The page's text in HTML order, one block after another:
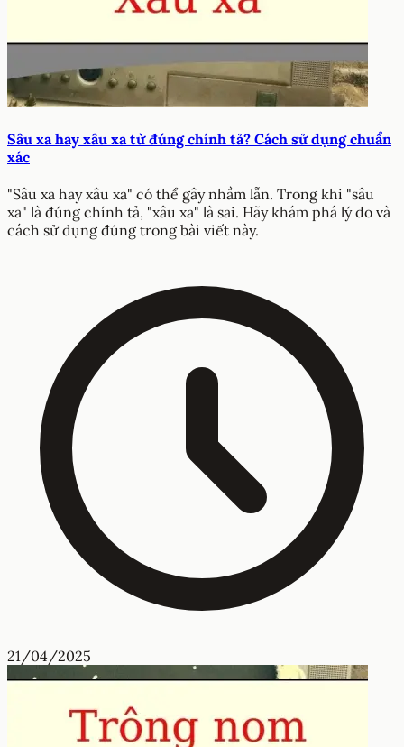
Sâu xa hay xâu xa từ đúng chính tả? Cách sử dụng chuẩn
xác
"Sâu xa hay xâu xa" có thể gây nhầm lẫn. Trong khi "sâu
xa" là đúng chính tả, "xâu xa" là sai. Hãy khám phá lý do và
cách sử dụng đúng trong bài viết này.
21/04/2025